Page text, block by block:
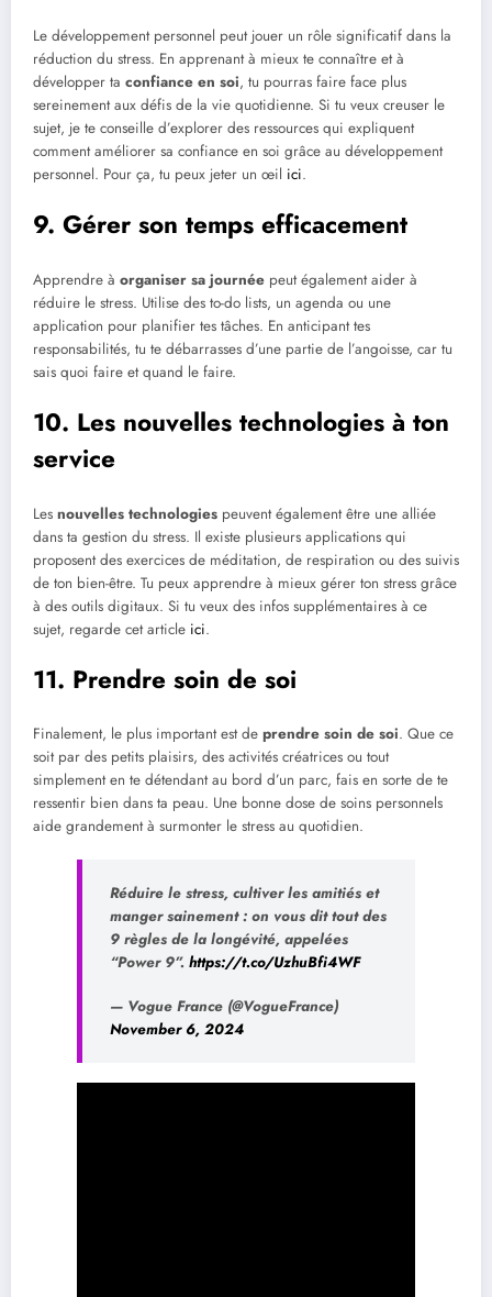
Le développement personnel peut jouer un rôle significatif dans la
réduction du stress. En apprenant à mieux te connaître et à
développer ta confiance en soi, tu pourras faire face plus
sereinement aux défis de la vie quotidienne. Si tu veux creuser le
sujet, je te conseille d’explorer des ressources qui expliquent
comment améliorer sa confiance en soi grâce au développement
personnel. Pour ça, tu peux jeter un œil ici.
9. Gérer son temps efficacement
Apprendre à organiser sa journée peut également aider à
réduire le stress. Utilise des to-do lists, un agenda ou une
application pour planifier tes tâches. En anticipant tes
responsabilités, tu te débarrasses d’une partie de l’angoisse, car tu
sais quoi faire et quand le faire.
10. Les nouvelles technologies à ton
service
Les nouvelles technologies peuvent également être une alliée
dans ta gestion du stress. Il existe plusieurs applications qui
proposent des exercices de méditation, de respiration ou des suivis
de ton bien-être. Tu peux apprendre à mieux gérer ton stress grâce
à des outils digitaux. Si tu veux des infos supplémentaires à ce
sujet, regarde cet article ici.
11. Prendre soin de soi
Finalement, le plus important est de prendre soin de soi. Que ce
soit par des petits plaisirs, des activités créatrices ou tout
simplement en te détendant au bord d’un parc, fais en sorte de te
ressentir bien dans ta peau. Une bonne dose de soins personnels
aide grandement à surmonter le stress au quotidien.
Réduire le stress, cultiver les amitiés et
manger sainement : on vous dit tout des
9 règles de la longévité, appelées
“Power 9”. https://t.co/UzhuBfi4WF
— Vogue France (@VogueFrance)
November 6, 2024